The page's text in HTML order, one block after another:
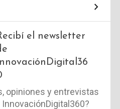
el newsletter
opiniones y entrevistas